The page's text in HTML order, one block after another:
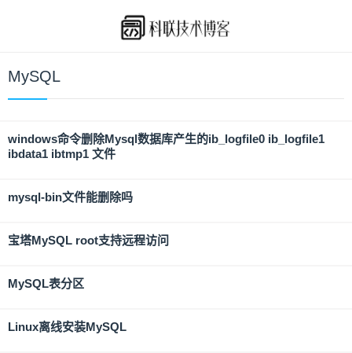
MySQL
windows命令删除Mysql数据库产生的ib_logfile0 ib_logfile1
ibdata1 ibtmp1 文件
mysql-bin文件能删除吗
宝塔MySQL root支持远程访问
MySQL表分区
Linux离线安装MySQL